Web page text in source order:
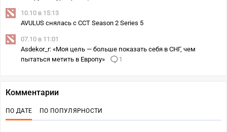
10.10 в 15:13
AVULUS снялась с CCT Season 2 Series 5
07.10 в 11:01
Asdekor_r: «Моя цель — больше показать себя в СНГ, чем
пытаться метить в Европу»
1
Комментарии
ПО ДАТЕ ПО ПОПУЛЯРНОСТИ